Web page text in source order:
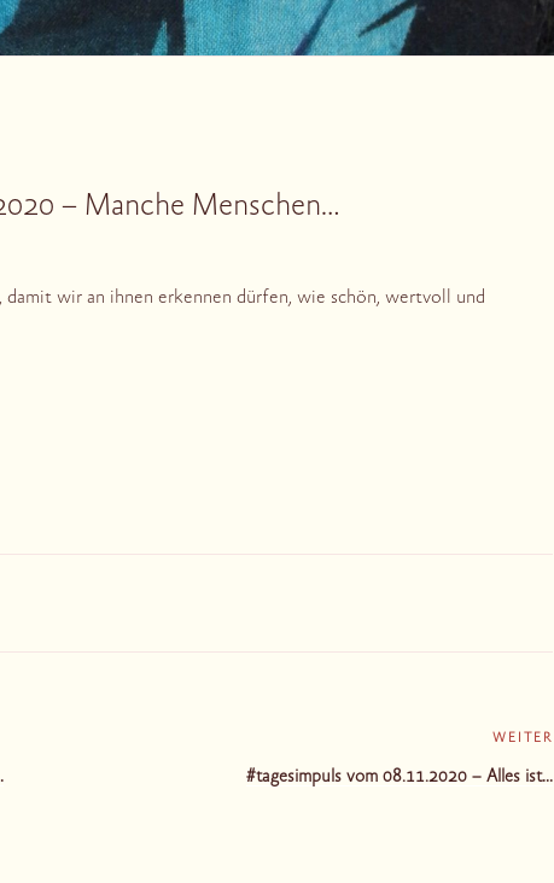
– Manche Menschen…
damit wir an ihnen erkennen dürfen, wie schön, wertvoll und
WEITER
#tagesimpuls vom 08.11.2020 – Alles ist…